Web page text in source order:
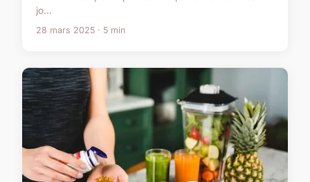
jo...
28 mars 2025 · 5 min